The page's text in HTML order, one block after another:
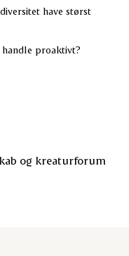
have størst
proaktivt?
og kreaturforum